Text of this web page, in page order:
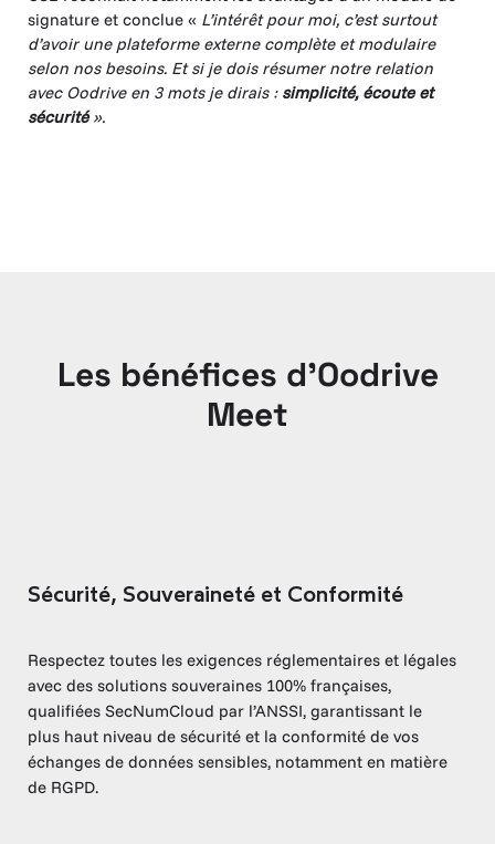
signature et conclue « L’intérêt pour moi, c’est surtout
d’avoir une plateforme externe complète et modulaire
selon nos besoins. Et si je dois résumer notre relation
avec Oodrive en 3 mots je dirais : simplicité, écoute et
sécurité».
Les bénéfices d’Oodrive
Meet
Sécurité, Souveraineté et Conformité
Respectez toutes les exigences réglementaires et légales
avec des solutions souveraines 100% françaises,
qualifiées SecNumCloud par l’ANSSI, garantissant le
plus haut niveau de sécurité et la conformité de vos
échanges de données sensibles, notamment en matière
de RGPD.